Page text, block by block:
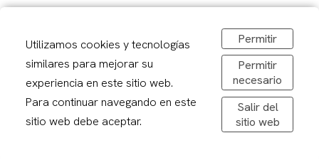
Carrer Alcalde Porqueres, 2, Lleida
973 241878
sirerafoto@gmail.com
De dilluns a divendres: 08,30-20,00h
Dissabtes: 09:00 – 13:00
Utilizamos cookies y tecnologías
similares para mejorar su
experiencia en este sitio web.
Para continuar navegando en este
sitio web debe aceptar.
Permitir
Permitir
necesario
Salir del
sitio web